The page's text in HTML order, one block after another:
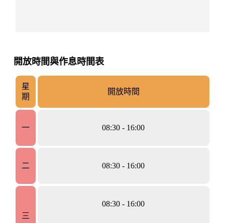
開放時間與作息時間表
星
期
開放時間
一 08:30 - 16:00
二 08:30 - 16:00
三
08:30 - 16:00